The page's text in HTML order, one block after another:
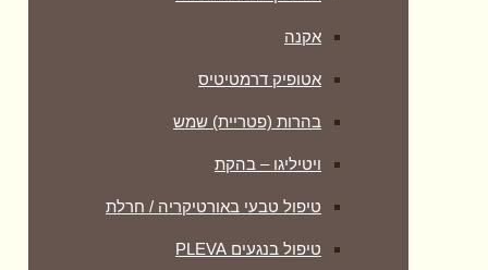
אקנה
אטופיק דרמטיטיס
בהרות (פטריית) שמש
ויטיליגו – בהקת
טיפול טבעי באורטיקריה / חרלת
טיפול בנגעים PLEVA